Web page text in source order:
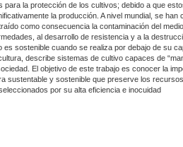
para la protección de los cultivos; debido a que
la producción. A nivel mundial, se
como consecuencia la contaminación del
al desarrollo de resistencia y a la
sostenible cuando se realiza por debajo de su
describe sistemas de cultivo capaces de
El objetivo de este trabajo es conocer la
sustentable y sostenible que preserve los
por su alta eficiencia e inocuidad